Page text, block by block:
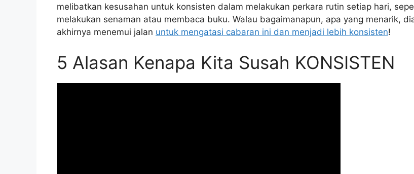
melibatkan kesusahan untuk konsisten dalam melakukan perkara rutin setiap hari,
melakukan senaman atau membaca buku. Walau bagaimanapun, apa yang menarik,
akhirnya menemui jalan untuk mengatasi cabaran ini dan menjadi lebih konsisten!
5 Alasan Kenapa Kita Susah KONSISTEN